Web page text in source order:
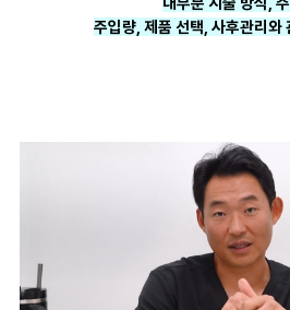
주입량, 제품 선택, 사후관리와